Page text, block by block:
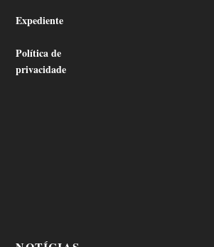
Expediente
Política de
privacidade